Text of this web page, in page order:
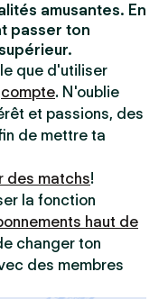
amusantes. En
passer ton
que d'utiliser
compte. N'oublie
et passions, des
de mettre ta
des matchs!
la fonction
haut de
changer ton
des membres